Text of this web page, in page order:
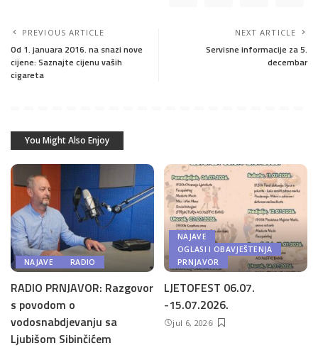
PREVIOUS ARTICLE
Od 1. januara 2016. na snazi nove
cijene: Saznajte cijenu vaših
cigareta
NEXT ARTICLE
Servisne informacije za 5.
decembar
You Might Also Enjoy
NAJAVE RADIO
RADIO PRNJAVOR: Razgovor
s povodom o
vodosnabdjevanju sa
Ljubišom Sibinčićem
NAJAVE
OGLASI I OBAVJEŠTENJA
PRNJAVOR
LJETOFEST 06.07.
-15.07.2026.
jul 6, 2026